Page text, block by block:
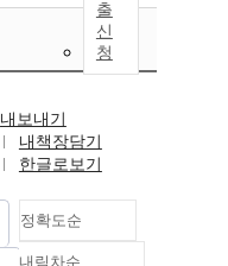
출
신
청
내보내기
내책장담기
한글로보기
정확도순
내림차순